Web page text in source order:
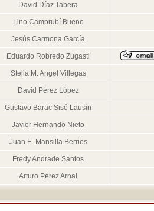
David Díaz Tabera
Lino Camprubí Bueno
Jesús Carmona García
Eduardo Robredo Zugasti
Stella M. Angel Villegas
David Pérez López
Gustavo Barac Sisó Lausín
Javier Hernando Nieto
Juan E. Mansilla Berrios
Fredy Andrade Santos
Arturo Pérez Arnal